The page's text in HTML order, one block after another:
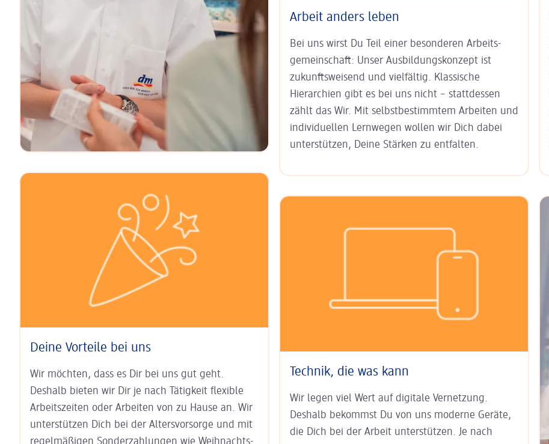
Deine Vorteile bei uns
Wir möchten, dass es Dir bei uns gut geht.
Deshalb bieten wir Dir je nach Tätigkeit flexible
Arbeits­zeiten oder Arbeiten von zu Hause an. Wir
unter­stützen Dich bei der Alters­vorsorge und mit
Arbeit anders leben
Bei uns wirst Du Teil einer besonderen Arbeits­
gemein­schaft: Unser Aus­bildungs­konzept ist
zukunfts­weisend und vielfältig. Klas­sische
Hierarchien gibt es bei uns nicht – statt­dessen
zählt das Wir. Mit selbst­bestim­mtem Arbeiten und
indi­viduel­len Lern­wegen wollen wir Dich dabei
unter­stützen, Deine Stärken zu entfalten.
Technik, die was kann
Wir legen viel Wert auf digitale Ver­netzung.
Deshalb bekommst Du von uns moderne Geräte,
die Dich bei der Arbeit unter­stützen. Je nach